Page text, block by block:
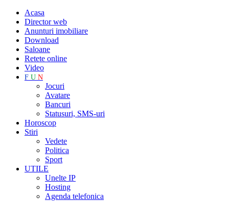
Acasa
Director web
Anunturi imobiliare
Download
Saloane
Retete online
Video
F U N
Jocuri
Avatare
Bancuri
Statusuri, SMS-uri
Horoscop
Stiri
Vedete
Politica
Sport
UTILE
Unelte IP
Hosting
Agenda telefonica